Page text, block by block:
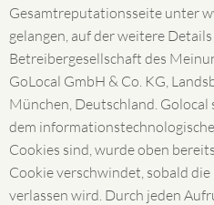
Gesamtreputationsseite unter
gelangen, auf der weitere
Betreibergesellschaft des
GoLocal GmbH & Co. KG,
München, Deutschland. Golocal
dem
Cookies sind, wurde oben
Cookie verschwindet, sobald
verlassen wird. Durch jeden